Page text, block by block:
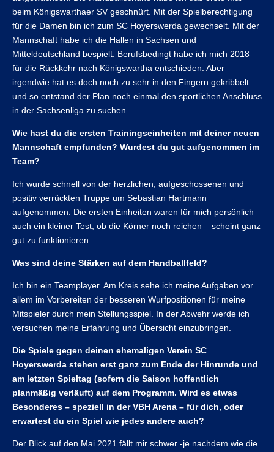
beim Königswarthaer SV geschnürt. Mit der Spielberechtigung
für die Damen bin ich zum SC Hoyerswerda gewechselt. Mit der
Mannschaft habe ich die Hallen in Sachsen und
Mitteldeutschland bespielt. Berufsbedingt habe ich mich 2018
für die Rückkehr nach Königswartha entschieden. Aber
irgendwie hat es doch noch zu sehr in den Fingern gekribbelt
und so entstand der Plan noch einmal den sportlichen Anschluss
in der Sachsenliga zu suchen.
Wie hast du die ersten Trainingseinheiten mit deiner neuen
Mannschaft empfunden? Wurdest du gut aufgenommen im
Team?
Ich wurde schnell von der herzlichen, aufgeschossenen und
positiv verrückten Truppe um Sebastian Hartmann
aufgenommen. Die ersten Einheiten waren für mich persönlich
auch ein kleiner Test, ob die Körner noch reichen – scheint ganz
gut zu funktionieren.
Was sind deine Stärken auf dem Handballfeld?
Ich bin ein Teamplayer. Am Kreis sehe ich meine Aufgaben vor
allem im Vorbereiten der besseren Wurfpositionen für meine
Mitspieler durch mein Stellungsspiel. In der Abwehr werde ich
versuchen meine Erfahrung und Übersicht einzubringen.
Die Spiele gegen deinen ehemaligen Verein SC
Hoyerswerda stehen erst ganz zum Ende der Hinrunde und
am letzten Spieltag (sofern die Saison hoffentlich
planmäßig verläuft) auf dem Programm. Wird es etwas
Besonderes – speziell in der VBH Arena – für dich, oder
erwartest du ein Spiel wie jedes andere auch?
Der Blick auf den Mai 2021 fällt mir schwer -je nachdem wie die